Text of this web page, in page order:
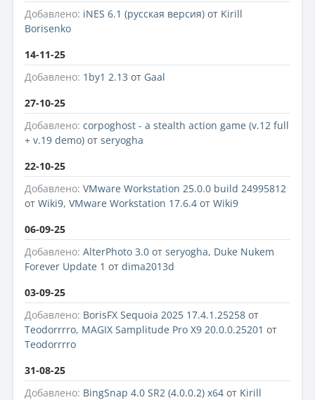
Добавлено: iNES 6.1 (русская версия) от Kirill
Borisenko
14-11-25
Добавлено: 1by1 2.13 от Gaal
27-10-25
Добавлено: corpoghost - a stealth action game (v.12 full
+ v.19 demo) от seryogha
22-10-25
Добавлено: VMware Workstation 25.0.0 build 24995812
от Wiki9, VMware Workstation 17.6.4 от Wiki9
06-09-25
Добавлено: AlterPhoto 3.0 от seryogha, Duke Nukem
Forever Update 1 от dima2013d
03-09-25
Добавлено: BorisFX Sequoia 2025 17.4.1.25258 от
Teodorrrro, MAGIX Samplitude Pro X9 20.0.0.25201 от
Teodorrrro
31-08-25
Добавлено: BingSnap 4.0 SR2 (4.0.0.2) x64 от Kirill